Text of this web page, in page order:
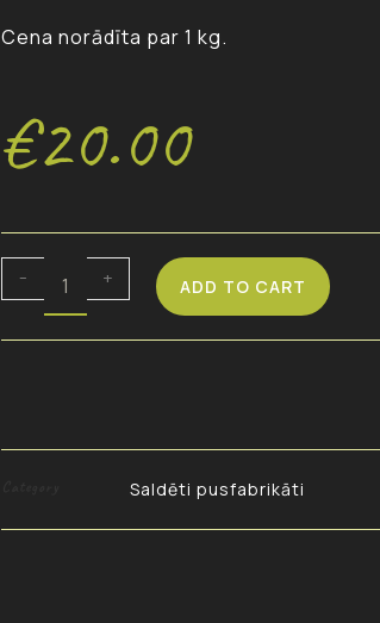
Cena norādīta par 1 kg.
€20.00
- + ADD TO CART
Saldēti pusfabrikāti